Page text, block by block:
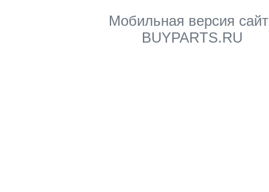
Мобильная версия
BUYPARTS.RU